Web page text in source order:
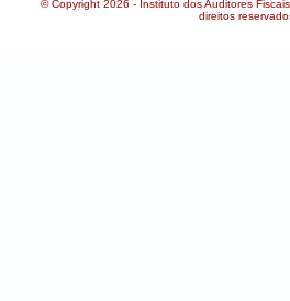
© Copyright 2026 - Instituto dos Auditores
direitos